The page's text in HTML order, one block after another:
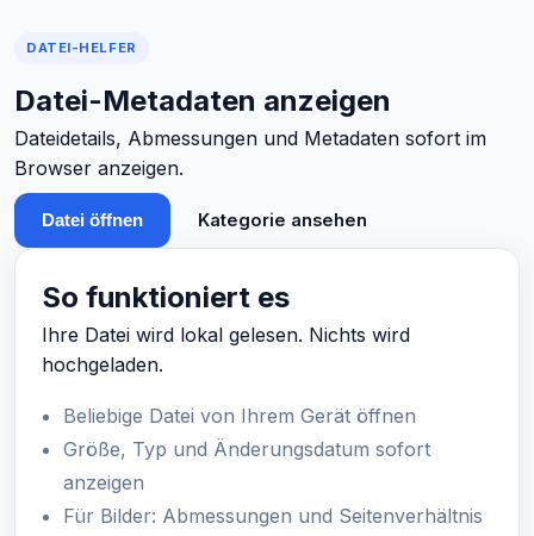
DATEI-HELFER
Datei-Metadaten anzeigen
Dateidetails, Abmessungen und Metadaten sofort im
Browser anzeigen.
Datei öffnen Kategorie ansehen
So funktioniert es
Ihre Datei wird lokal gelesen. Nichts wird
hochgeladen.
Beliebige Datei von Ihrem Gerät öffnen
Größe, Typ und Änderungsdatum sofort
anzeigen
Für Bilder: Abmessungen und Seitenverhältnis